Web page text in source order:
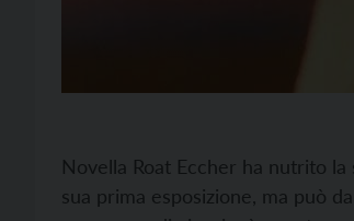
Novella Roat Eccher ha nutrito
sua prima esposizione, ma può